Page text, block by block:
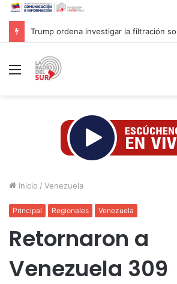
Menú
Inicio / Venezuela
Principal Regionales Venezuela
Retornaron a
Venezuela 309